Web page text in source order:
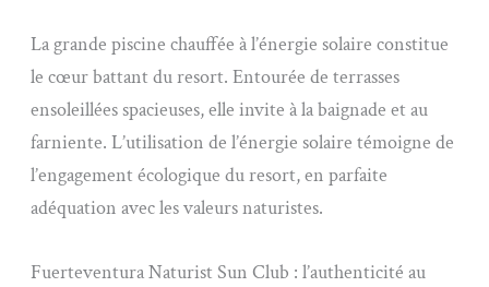
La grande piscine chauffée à l’énergie solaire constitue
le cœur battant du resort. Entourée de terrasses
ensoleillées spacieuses, elle invite à la baignade et au
farniente. L’utilisation de l’énergie solaire témoigne de
l’engagement écologique du resort, en parfaite
adéquation avec les valeurs naturistes.
Fuerteventura Naturist Sun Club : l’authenticité au